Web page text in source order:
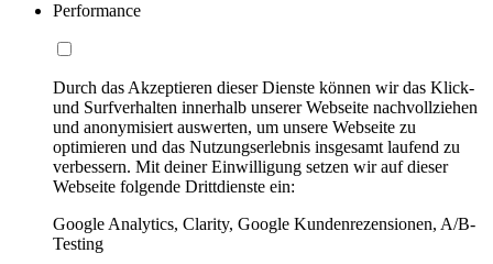
Performance
Durch das Akzeptieren dieser Dienste können wir das Klick-
und Surfverhalten innerhalb unserer Webseite nachvollziehen
und anonymisiert auswerten, um unsere Webseite zu
optimieren und das Nutzungserlebnis insgesamt laufend zu
verbessern. Mit deiner Einwilligung setzen wir auf dieser
Webseite folgende Drittdienste ein:
Google Analytics, Clarity, Google Kundenrezensionen, A/B-
Testing